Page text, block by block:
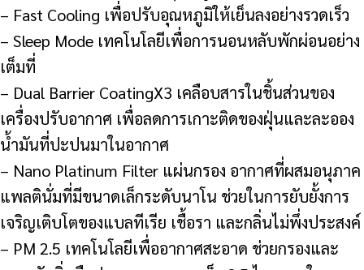
– Fast Cooling เพื่อปรับอุณหภูมิให้เย็นลงอย่างรวดเร็ว
– Sleep Mode เทคโนโลยีเพื่อการนอนหลับพักผ่อนอย่าง
เต็มที่
– Dual Barrier CoatingX3 เคลือบสารในชิ้นส่วนของ
เครื่องปรับอากาศ เพื่อลดการเกาะติดของฝุ่นและละออง
น้ำมันที่ปะปนมาในอากาศ
– Nano Platinum Filter แผ่นกรอง อากาศที่ผสมอนุภาค
แพลตินั่มที่มีขนาดเล็กระดับนาโน ช่วยในการยับยั้งการ
เจริญเติบโตของแบลทีเรีย เชื้อรา และกลิ่นไม่พึ่งประสงค์
– PM 2.5 เทคโนโลยีเพื่ออากาศสะอาด ช่วยกรองและ